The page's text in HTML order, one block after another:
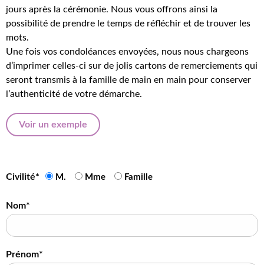
jours après la cérémonie. Nous vous offrons ainsi la
possibilité de prendre le temps de réfléchir et de trouver les
mots.
Une fois vos condoléances envoyées, nous nous chargeons
d’imprimer celles-ci sur de jolis cartons de remerciements qui
seront transmis à la famille de main en main pour conserver
l’authenticité de votre démarche.
Voir un exemple
Civilité* M. Mme Famille
Nom*
Prénom*